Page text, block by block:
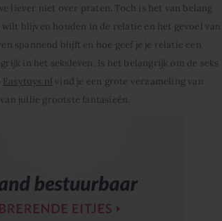
liever niet over praten. Toch is het van belang
blijven houden in de relatie en het gevoel van
spannend blijft en hoe geef je je relatie een
in het seksleven. Is het belangrijk om de seks
Easytoys.nl vind je een grote verzameling van
jullie grootste fantasieën.